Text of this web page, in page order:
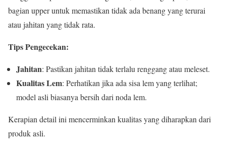
bagian upper untuk memastikan tidak ada benang yang terurai
atau jahitan yang tidak rata.
Tips Pengecekan:
Jahitan: Pastikan jahitan tidak terlalu renggang atau meleset.
Kualitas Lem: Perhatikan jika ada sisa lem yang terlihat;
model asli biasanya bersih dari noda lem.
Kerapian detail ini mencerminkan kualitas yang diharapkan dari
produk asli.